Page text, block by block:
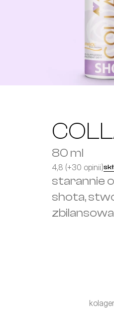
80 ml
4,8 (+30 opinii)
starannie
shota,